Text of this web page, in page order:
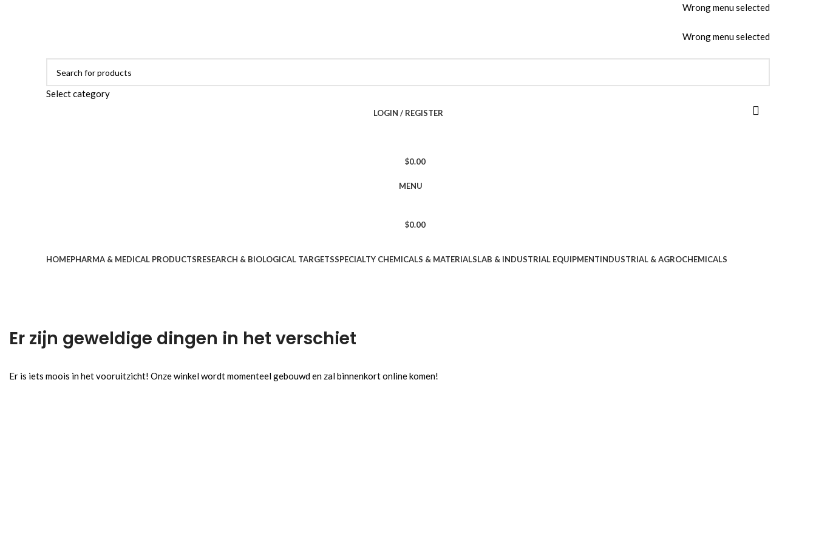
Wrong menu selected
Wrong menu selected
Select category
LOGIN / REGISTER
$0.00
MENU
$0.00
HOMEPHARMA & MEDICAL PRODUCTSRESEARCH & BIOLOGICAL TARGETSSPECIALTY CHEMICALS & MATERIALSLAB & INDUSTRIAL EQUIPMENTINDUSTRIAL & AGROCHEMICALS
Er zijn geweldige dingen in het verschiet
Er is iets moois in het vooruitzicht! Onze winkel wordt momenteel gebouwd en zal binnenkort online komen!